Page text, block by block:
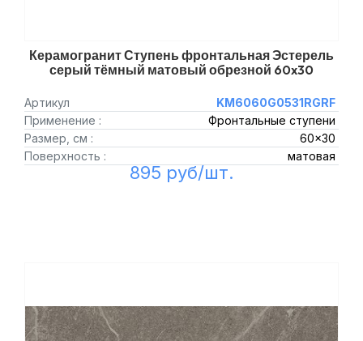
Керамогранит Ступень фронтальная Эстерель
серый тёмный матовый обрезной 60x30
Артикул
KM6060G0531RGRF
Применение :
Фронтальные ступени
Размер, см :
60x30
Поверхность :
матовая
895 руб/шт.